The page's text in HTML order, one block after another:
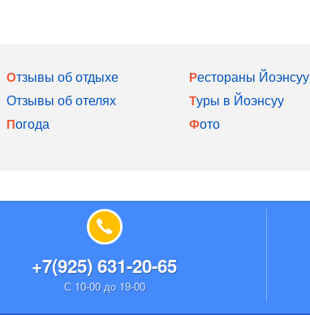
Отзывы об отдыхе
Отзывы об отелях
Погода
Рестораны Йоэнсуу
Туры в Йоэнсуу
Фото
+7(925) 631-20-65
С 10-00 до 19-00